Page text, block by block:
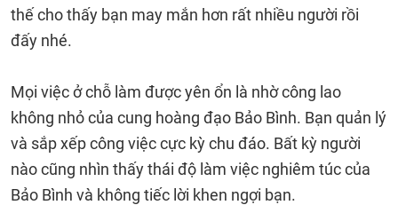
thế cho thấy bạn may mắn hơn rất nhiều người rồi
đấy nhé.
Mọi việc ở chỗ làm được yên ổn là nhờ công lao
không nhỏ của cung hoàng đạo Bảo Bình. Bạn quản lý
và sắp xếp công việc cực kỳ chu đáo. Bất kỳ người
nào cũng nhìn thấy thái độ làm việc nghiêm túc của
Bảo Bình và không tiếc lời khen ngợi bạn.